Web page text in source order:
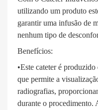
utilizando um produto
garantir uma infusão de
nenhum tipo de
Benefícios:
•Este cateter é
que permite a
radiografias,
durante o procedimento.